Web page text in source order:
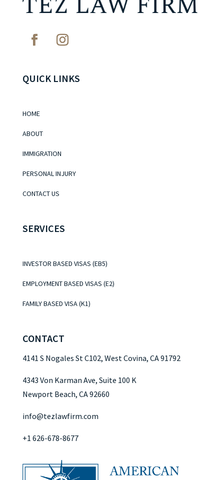
QUICK LINKS
HOME
ABOUT
IMMIGRATION
PERSONAL INJURY
CONTACT US
SERVICES
INVESTOR BASED VISAS (EB5)
EMPLOYMENT BASED VISAS (E2)
FAMILY BASED VISA (K1)
CONTACT
4141 S Nogales St C102, West Covina, CA 91792
4343 Von Karman Ave, Suite 100 K
Newport Beach, CA 92660
info@tezlawfirm.com
+1 626-678-8677